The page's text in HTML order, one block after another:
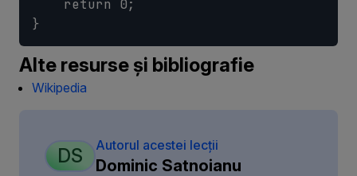
Alte resurse și bibliografie
Wikipedia
DS Autorul acestei lecții
Dominic Satnoianu